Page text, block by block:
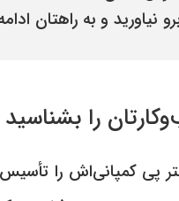
نیاورید و به راهتان
را بشناسید